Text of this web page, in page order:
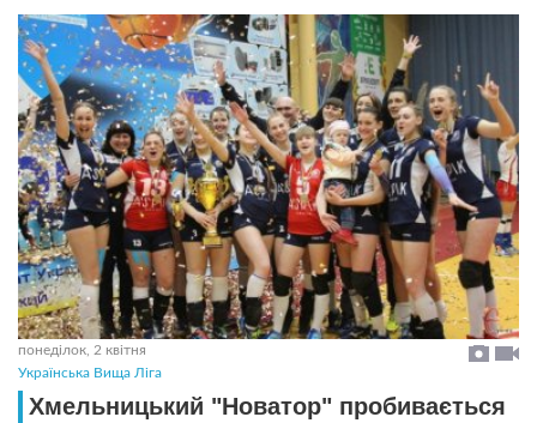
понеділок, 2 квітня
Українська Вища Ліга
Хмельницький "Новатор" пробивається